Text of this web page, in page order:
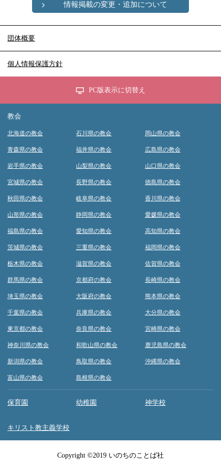
情報掲載の変更・追加について
団体概要
個人情報保護方針
PC版表示に切替え
教会
北海道の教会
青森県の教会
岩手県の教会
宮城県の教会
秋田県の教会
山形県の教会
福島県の教会
茨城県の教会
栃木県の教会
群馬県の教会
埼玉県の教会
千葉県の教会
東京都の教会
神奈川県の教会
新潟県の教会
富山県の教会
石川県の教会
福井県の教会
山梨県の教会
長野県の教会
岐阜県の教会
静岡県の教会
愛知県の教会
三重県の教会
滋賀県の教会
京都府の教会
大阪府の教会
兵庫県の教会
奈良県の教会
和歌山県の教会
鳥取県の教会
島根県の教会
岡山県の教会
広島県の教会
山口県の教会
徳島県の教会
香川県の教会
愛媛県の教会
高知県の教会
福岡県の教会
佐賀県の教会
長崎県の教会
熊本県の教会
大分県の教会
宮崎県の教会
鹿児島県の教会
沖縄県の教会
保育園 幼稚園 神学校
キリスト教主義学校
Copyright ©2019 いのちのことば社